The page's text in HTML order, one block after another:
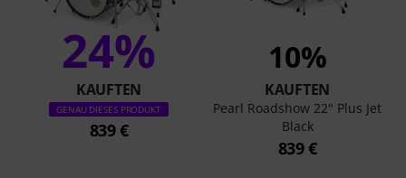
24%
KAUFTEN
GENAU DIESES PRODUKT
839 €
10%
KAUFTEN
Pearl Roadshow 22" Plus Jet
Black
839 €